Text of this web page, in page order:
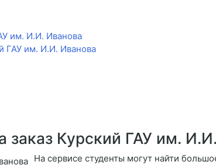
им. И.И. Иванова
ГАУ им. И.И. Иванова
заказ Курский ГАУ им.
На сервисе студенты могут найти